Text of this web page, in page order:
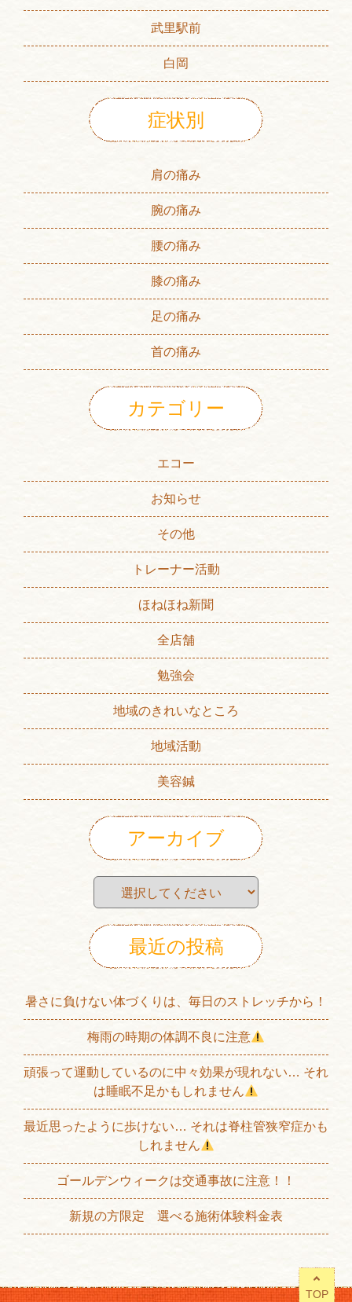
武里駅前
白岡
症状別
肩の痛み
腕の痛み
腰の痛み
膝の痛み
足の痛み
首の痛み
カテゴリー
エコー
お知らせ
その他
トレーナー活動
ほねほね新聞
全店舗
勉強会
地域のきれいなところ
地域活動
美容鍼
アーカイブ
最近の投稿
暑さに負けない体づくりは、毎日のストレッチから！
梅雨の時期の体調不良に注意
頑張って運動しているのに中々効果が現れない… それ
は睡眠不足かもしれません
最近思ったように歩けない… それは脊柱管狭窄症かも
しれません
ゴールデンウィークは交通事故に注意！！
新規の方限定 選べる施術体験料金表
TOP